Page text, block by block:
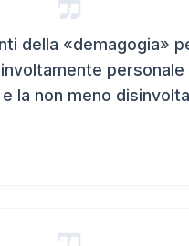
della «demagogia»
personale
la non meno